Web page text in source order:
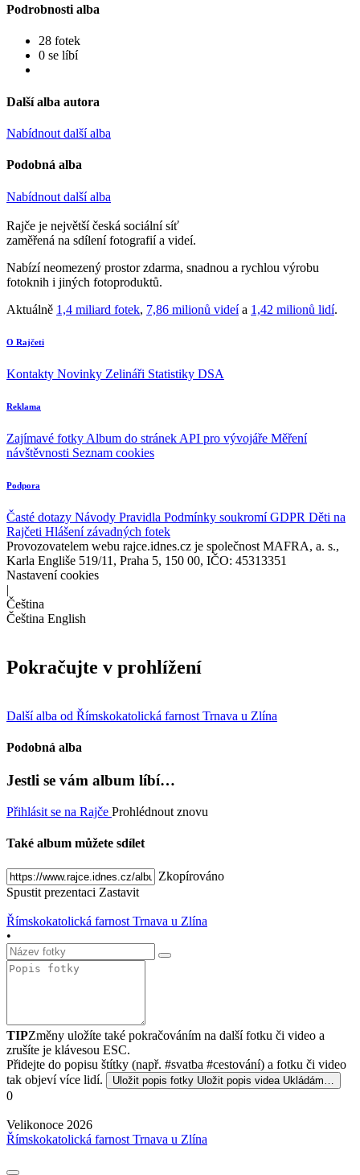
Podrobnosti alba
28 fotek
0 se líbí
Další alba autora
Nabídnout další alba
Podobná alba
Nabídnout další alba
Rajče je největší česká sociální síť
zaměřená na sdílení fotografií a videí.
Nabízí neomezený prostor zdarma, snadnou a rychlou výrobu
fotoknih i jiných fotoproduktů.
Aktuálně 1,4 miliard fotek, 7,86 milionů videía 1,42 milionů lidí.
O Rajčeti
Kontakty Novinky Zelináři Statistiky DSA
Reklama
Zajímavé fotky Album do stránek API pro vývojáře Měření
návštěvnosti Seznam cookies
Podpora
Časté dotazy Návody Pravidla Podmínky soukromíGDPR Děti na
Rajčeti Hlášení závadných fotek
Provozovatelem webu rajce.idnes.cz je společnost MAFRA, a. s.,
Karla Engliše 519/11, Praha 5, 150 00, IČO: 45313351
Nastavení cookies
|
Čeština
Čeština English
Pokračujte v prohlížení
Další alba od Římskokatolická farnost Trnava u Zlína
Podobná alba
Jestli se vám album líbí…
Přihlásit se na Rajče Prohlédnout znovu
Také album můžete sdílet
Zkopírováno
Spustit prezentaci Zastavit
Římskokatolická farnost Trnava u Zlína
•
TIPZměny uložíte také pokračováním na další fotku či video a
zrušíte je klávesou ESC.
Přidejte do popisu štítky (např. #svatba #cestování) a fotku či video
tak objeví více lidí.
Uložit popis fotky Uložit popis videa Ukládám…
0
Velikonoce 2026
Římskokatolická farnost Trnava u Zlína